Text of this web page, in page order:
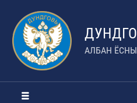
АЛБАН